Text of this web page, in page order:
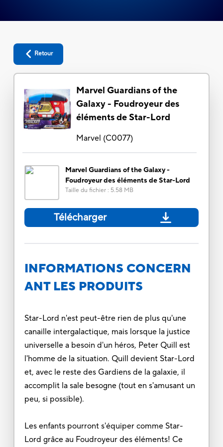
Retour
Marvel Guardians of the
Galaxy - Foudroyeur des
éléments de Star-Lord
Marvel (C0077)
Marvel Guardians of the Galaxy -
Foudroyeur des éléments de Star-Lord
Taille du fichier: 5.58 MB
Télécharger
INFORMATIONS CONCERN
ANT LES PRODUITS
Star-Lord n'est peut-être rien de plus qu'une
canaille intergalactique, mais lorsque la justice
universelle a besoin d'un héros, Peter Quill est
l'homme de la situation. Quill devient Star-Lord
et, avec le reste des Gardiens de la galaxie, il
accomplit la sale besogne (tout en s'amusant un
peu, si possible).
Les enfants pourront s'équiper comme Star-
Lord grâce au Foudroyeur des éléments! Ce